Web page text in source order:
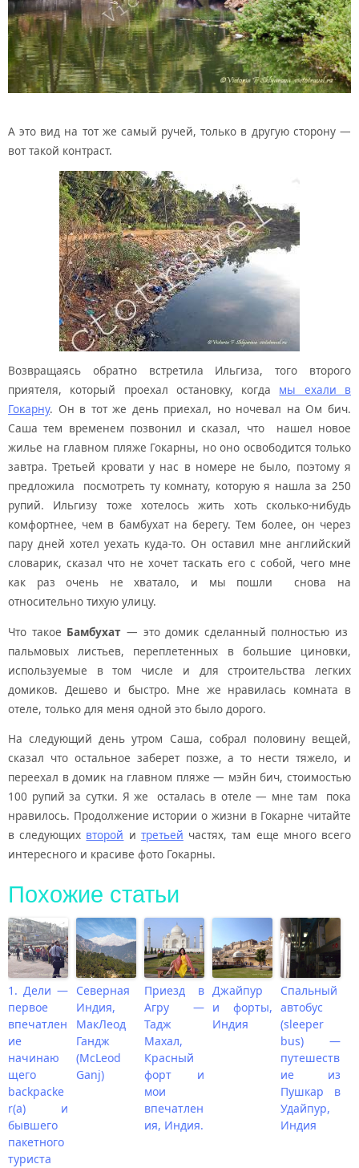
А это вид на тот же самый ручей, только в другую сторону —
вот такой контраст.
Возвращаясь обратно встретила Ильгиза, того второго
приятеля, который проехал остановку, когда мы ехали в
Гокарну. Он в тот же день приехал, но ночевал на Ом бич.
Саша тем временем позвонил и сказал, что нашел новое
жилье на главном пляже Гокарны, но оно освободится только
завтра. Третьей кровати у нас в номере не было, поэтому я
предложила посмотреть ту комнату, которую я нашла за 250
рупий. Ильгизу тоже хотелось жить хоть сколько-нибудь
комфортнее, чем в бамбухат на берегу. Тем более, он через
пару дней хотел уехать куда-то. Он оставил мне английский
словарик, сказал что не хочет таскать его с собой, чего мне
как раз очень не хватало, и мы пошли снова на
относительно тихую улицу.
Что такое Бамбухат — это домик сделанный полностью из
пальмовых листьев, переплетенных в большие циновки,
используемые в том числе и для строительства легких
домиков. Дешево и быстро. Мне же нравилась комната в
отеле, только для меня одной это было дорого.
На следующий день утром Саша, собрал половину вещей,
сказал что остальное заберет позже, а то нести тяжело, и
переехал в домик на главном пляже — мэйн бич, стоимостью
100 рупий за сутки. Я же осталась в отеле — мне там пока
нравилось. Продолжение истории о жизни в Гокарне читайте
в следующих второй и третьей частях, там еще много всего
интересного и красиве фото Гокарны.
Похожие статьи
1. Дели —
первое
впечатлен
ие
начинаю
щего
backpacke
r(а) и
бывшего
пакетного
туриста
Северная
Индия,
МакЛеод
Гандж
(McLeod
Ganj)
Приезд в
Агру —
Тадж
Махал,
Красный
форт и
мои
впечатлен
ия, Индия.
Джайпур
и форты,
Индия
Спальный
автобус
(sleeper
bus) —
путешеств
ие из
Пушкар в
Удайпур,
Индия